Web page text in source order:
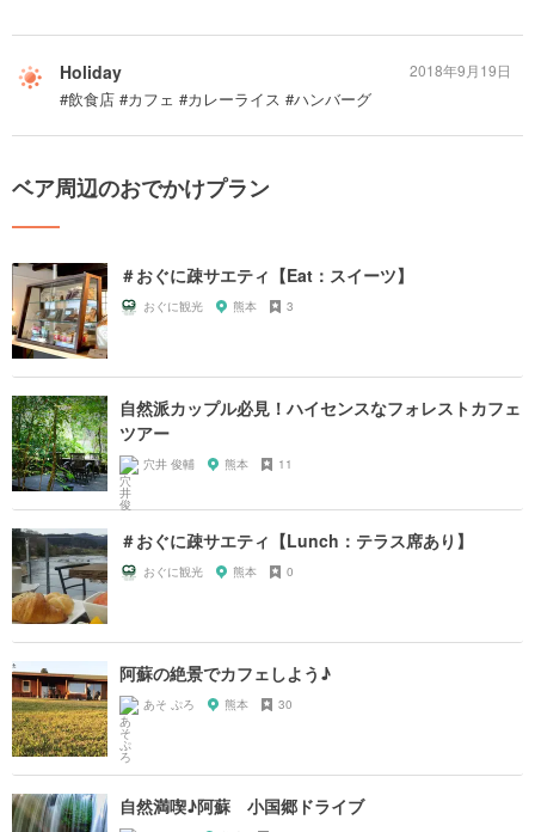
Holiday
#飲食店 #カフェ #カレーライス #ハンバーグ
2018年9月19日
ベア周辺のおでかけプラン
＃おぐに疎サエティ【Eat：スイーツ】
おぐに観光 熊本 3
自然派カップル必見！ハイセンスなフォレストカフェ
ツアー
穴井 俊輔 熊本 11
＃おぐに疎サエティ【Lunch：テラス席あり】
おぐに観光 熊本 0
阿蘇の絶景でカフェしよう♪
あそ ぷろ 熊本 30
自然満喫♪阿蘇 小国郷ドライブ